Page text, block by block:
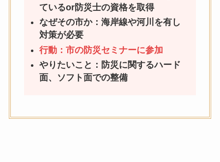
ているor防災士の資格を取得
なぜその市か：海岸線や河川を有し
対策が必要
行動：市の防災セミナーに参加
やりたいこと：防災に関するハード
面、ソフト面での整備